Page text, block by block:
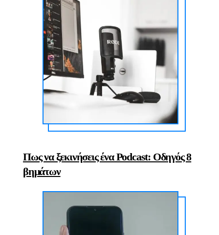
Πως να ξεκινήσεις ένα Podcast: Οδηγός 8
βημάτων